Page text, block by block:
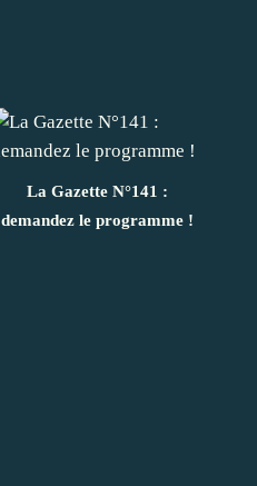
La Gazette N°141 :
demandez le programme !